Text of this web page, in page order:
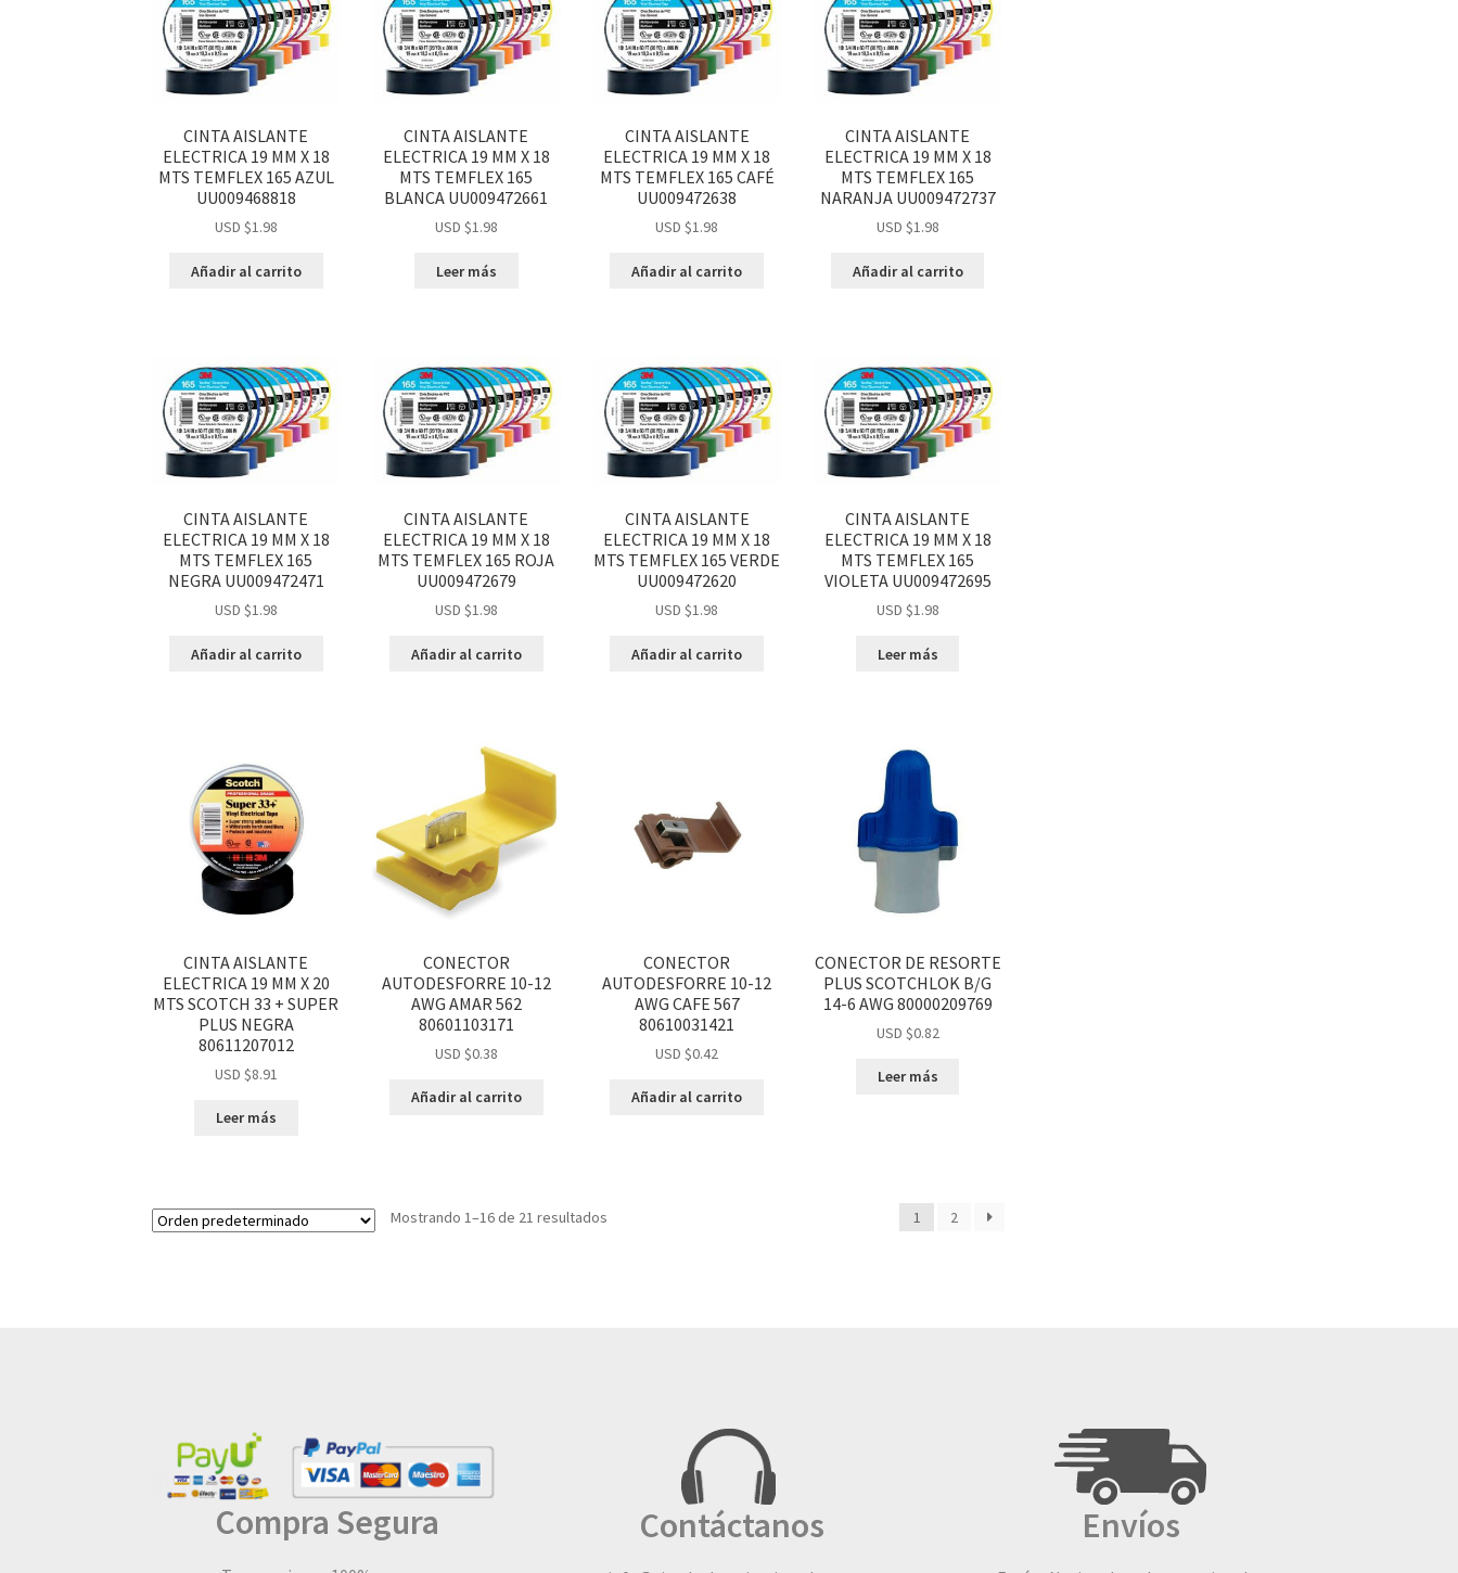
CINTA AISLANTE
ELECTRICA 19 MM X 18
MTS TEMFLEX 165 AZUL
UU009468818
USD $1.98
Añadir al carrito
CINTA AISLANTE
ELECTRICA 19 MM X 18
MTS TEMFLEX 165
BLANCA UU009472661
USD $1.98
Leer más
CINTA AISLANTE
ELECTRICA 19 MM X 18
MTS TEMFLEX 165 CAFÉ
UU009472638
USD $1.98
Añadir al carrito
CINTA AISLANTE
ELECTRICA 19 MM X 18
MTS TEMFLEX 165
NARANJA UU009472737
USD $1.98
Añadir al carrito
CINTA AISLANTE
ELECTRICA 19 MM X 18
MTS TEMFLEX 165
NEGRA UU009472471
USD $1.98
Añadir al carrito
CINTA AISLANTE
ELECTRICA 19 MM X 18
MTS TEMFLEX 165 ROJA
UU009472679
USD $1.98
Añadir al carrito
CINTA AISLANTE
ELECTRICA 19 MM X 18
MTS TEMFLEX 165 VERDE
UU009472620
USD $1.98
Añadir al carrito
CINTA AISLANTE
ELECTRICA 19 MM X 18
MTS TEMFLEX 165
VIOLETA UU009472695
USD $1.98
Leer más
CINTA AISLANTE
ELECTRICA 19 MM X 20
MTS SCOTCH 33 + SUPER
PLUS NEGRA
80611207012
USD $8.91
Leer más
CONECTOR
AUTODESFORRE 10-12
AWG AMAR 562
80601103171
USD $0.38
Añadir al carrito
CONECTOR
AUTODESFORRE 10-12
AWG CAFE 567
80610031421
USD $0.42
Añadir al carrito
CONECTOR DE RESORTE
PLUS SCOTCHLOK B/G
14-6 AWG 80000209769
USD $0.82
Leer más
Mostrando 1–16 de 21 resultados 1 2
Compra Segura Contáctanos Envíos